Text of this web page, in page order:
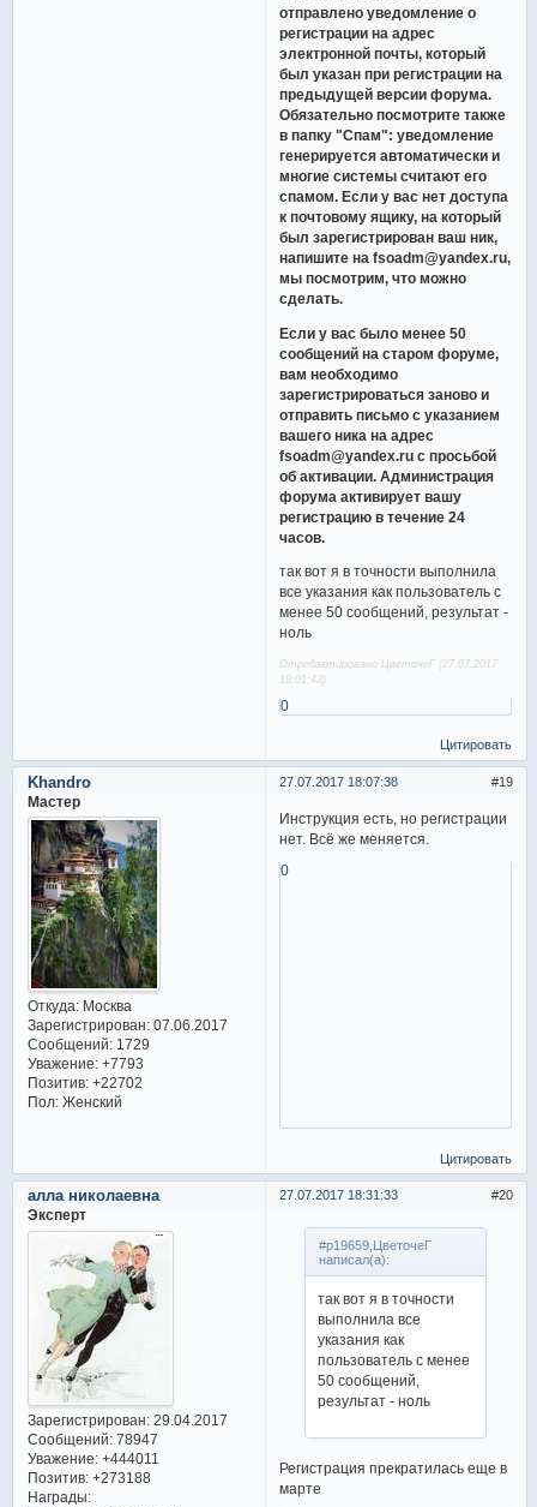
отправлено уведомление о
регистрации на адрес
электронной почты, который
был указан при регистрации на
предыдущей версии форума.
Обязательно посмотрите также
в папку "Спам": уведомление
генерируется автоматически и
многие системы считают его
спамом. Если у вас нет доступа
к почтовому ящику, на который
был зарегистрирован ваш ник,
напишите на fsoadm@yandex.ru,
мы посмотрим, что можно
сделать.
Если у вас было менее 50
сообщений на старом форуме,
вам необходимо
зарегистрироваться заново и
отправить письмо с указанием
вашего ника на адрес
fsoadm@yandex.ru с просьбой
об активации. Администрация
форума активирует вашу
регистрацию в течение 24
часов.
так вот я в точности выполнила
все указания как пользователь с
менее 50 сообщений, результат -
ноль
Отредактировано ЦветочеГ (27.07.2017
18:01:43)
0
Цитировать
19
27.07.2017 18:07:38
Khandro
Мастер
Откуда:Москва
Зарегистрирован: 07.06.2017
Сообщений:1729
Уважение: +7793
Позитив: +22702
Пол:Женский
Инструкция есть, но регистрации
нет. Всё же меняется.
0
Цитировать
20
27.07.2017 18:31:33
алла николаевна
Эксперт
Зарегистрирован: 29.04.2017
Сообщений:78947
Уважение: +444011
Позитив: +273188
Награды:
#p19659,ЦветочеГ
написал(а):
так вот я в точности
выполнила все
указания как
пользователь с менее
50 сообщений,
результат - ноль
Регистрация прекратилась еще в
марте